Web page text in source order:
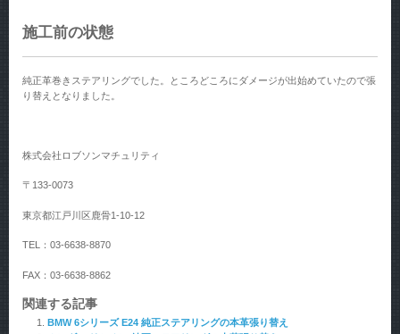
施工前の状態
純正革巻きステアリングでした。ところどころにダメージが出始めていたので張
り替えとなりました。
株式会社ロブソンマチュリティ
〒133-0073
東京都江戸川区鹿骨1-10-12
TEL：03-6638-8870
FAX：03-6638-8862
関連する記事
BMW 6シリーズ E24 純正ステアリングの本革張り替え